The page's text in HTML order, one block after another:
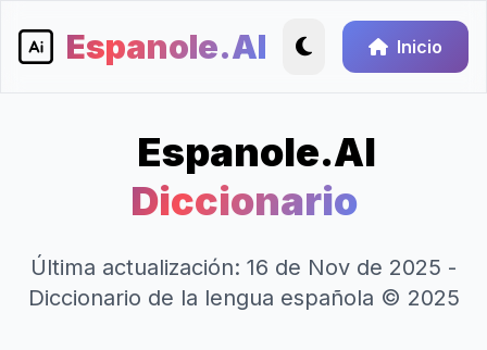
Espanole.AI Inicio
Espanole.AI
Diccionario
Última actualización: 16 de Nov de 2025 -
Diccionario de la lengua española © 2025